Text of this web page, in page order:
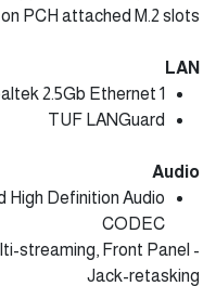
PCH attached M.2 slots.
LAN
1 x Realtek 2.5Gb Ethernet
TUF LANGuard
Audio
High Definition Audio
CODEC
streaming, Front Panel
Jack-retasking